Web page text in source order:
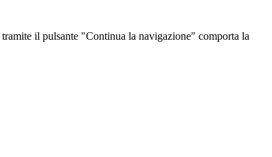
il pulsante "Continua la navigazione" comporta la